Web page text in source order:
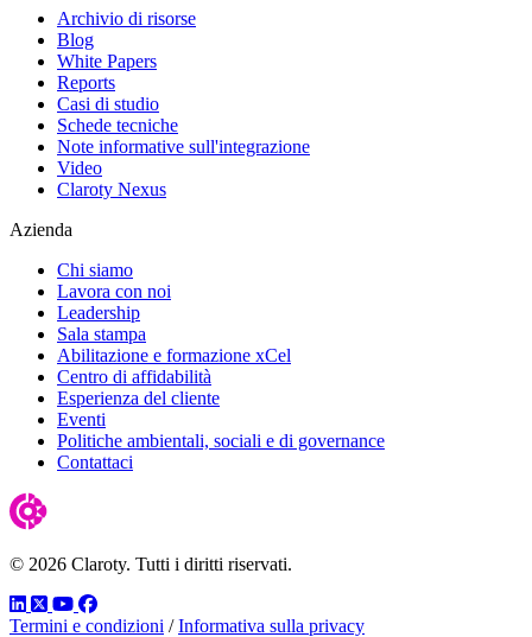
Archivio di risorse
Blog
White Papers
Reports
Casi di studio
Schede tecniche
Note informative sull'integrazione
Video
Claroty Nexus
Azienda
Chi siamo
Lavora con noi
Leadership
Sala stampa
Abilitazione e formazione xCel
Centro di affidabilità
Esperienza del cliente
Eventi
Politiche ambientali, sociali e di governance
Contattaci
© 2026 Claroty. Tutti i diritti riservati.
LinkedIn
TwitterYouTube
Facebook
Termini e condizioni / Informativa sulla privacy